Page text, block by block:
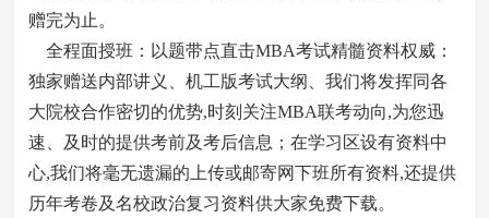
赠完为止。
全程面授班：以题带点直击MBA考试精髓资料权威：
独家赠送内部讲义、机工版考试大纲、我们将发挥同各
大院校合作密切的优势,时刻关注MBA联考动向,为您迅
速、及时的提供考前及考后信息；在学习区设有资料中
心,我们将毫无遗漏的上传或邮寄网下班所有资料,还提供
历年考卷及名校政治复习资料供大家免费下载。